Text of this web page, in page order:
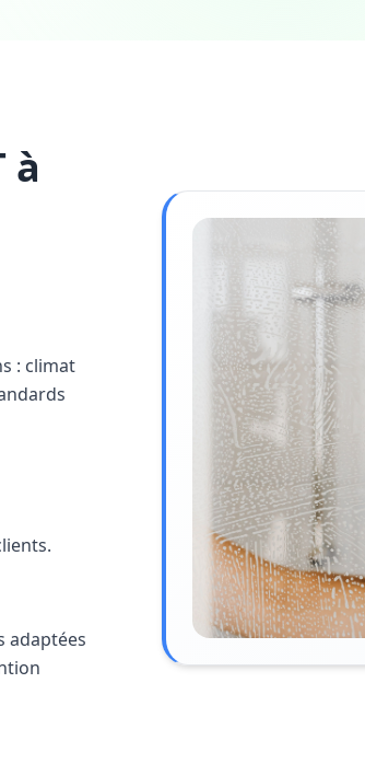
à
: climat
adaptées